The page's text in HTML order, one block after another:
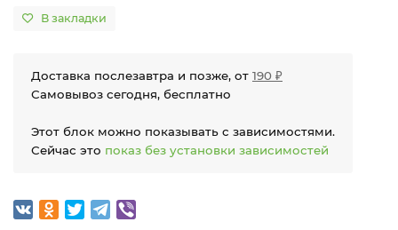
В закладки
Доставка послезавтра и позже, от 190 ₽
Самовывоз сегодня, бесплатно
Этот блок можно показывать с зависимостями.
Сейчас это показ без установки зависимостей